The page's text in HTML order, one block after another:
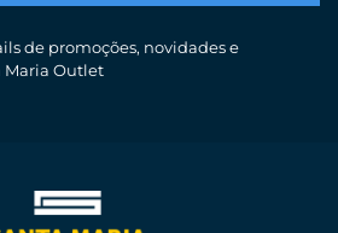
de promoções, novidades e
Maria Outlet